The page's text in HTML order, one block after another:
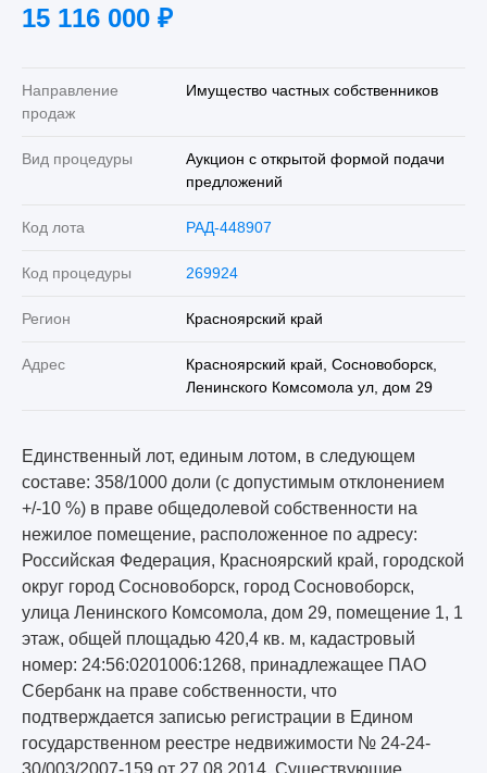
15 116 000 ₽
Направление
продаж
Имущество частных собственников
Вид процедуры
Аукцион с открытой формой подачи
предложений
Код лота РАД-448907
Код процедуры 269924
Регион Красноярский край
Адрес
Красноярский край, Сосновоборск,
Ленинского Комсомола ул, дом 29
Единственный лот, единым лотом, в следующем
составе: 358/1000 доли (с допустимым отклонением
+/-10 %) в праве общедолевой собственности на
нежилое помещение, расположенное по адресу:
Российская Федерация, Красноярский край, городской
округ город Сосновоборск, город Сосновоборск,
улица Ленинского Комсомола, дом 29, помещение 1, 1
этаж, общей площадью 420,4 кв. м, кадастровый
номер: 24:56:0201006:1268, принадлежащее ПАО
Сбербанк на праве собственности, что
подтверждается записью регистрации в Едином
государственном реестре недвижимости № 24-24-